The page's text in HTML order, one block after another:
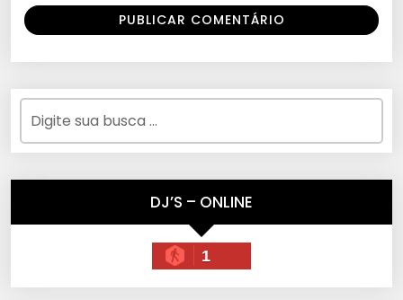
DJ’S – ONLINE
1